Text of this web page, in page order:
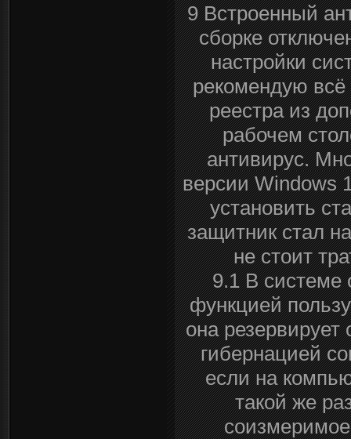
9 Встроенный
сборке
настройки
рекомендую всё
реестра из
рабочем
антивирус.
версии Windows
установить
защитник стал
не стоит
9.1 В системе
функцией
она
гибернацией
если на
такой же